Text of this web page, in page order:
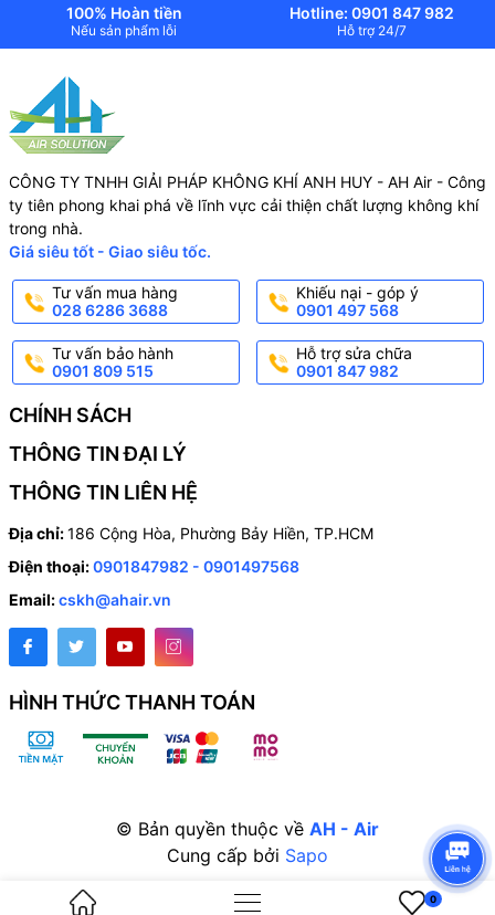
100% Hoàn tiền
Nếu sản phẩm lỗi
Hotline: 0901 847 982
Hỗ trợ 24/7
CÔNG TY TNHH GIẢI PHÁP KHÔNG KHÍ ANH HUY - AH Air - Công
ty tiên phong khai phá về lĩnh vực cải thiện chất lượng không khí
trong nhà.
Giá siêu tốt - Giao siêu tốc.
Tư vấn mua hàng
028 6286 3688
Khiếu nại - góp ý
0901 497 568
Tư vấn bảo hành
0901 809 515
Hỗ trợ sửa chữa
0901 847 982
CHÍNH SÁCH
THÔNG TIN ĐẠI LÝ
THÔNG TIN LIÊN HỆ
Địa chỉ:186 Cộng Hòa, Phường Bảy Hiền, TP.HCM
Điện thoại:0901847982 - 0901497568
Email:cskh@ahair.vn
HÌNH THỨC THANH TOÁN
© Bản quyền thuộc về AH - Air
Cung cấp bởi Sapo
0